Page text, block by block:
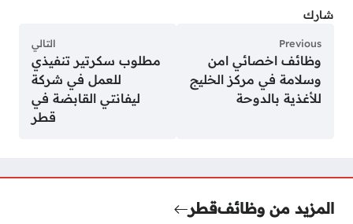
شارك
Previous
وظائف اخصائي امن
وسلامة في مركز الخليج
للأغذية بالدوحة
التالي
مطلوب سكرتير تنفيذي
للعمل في شركة
ليفانتي القابضة في
قطر
المزيد من وظائفقطر